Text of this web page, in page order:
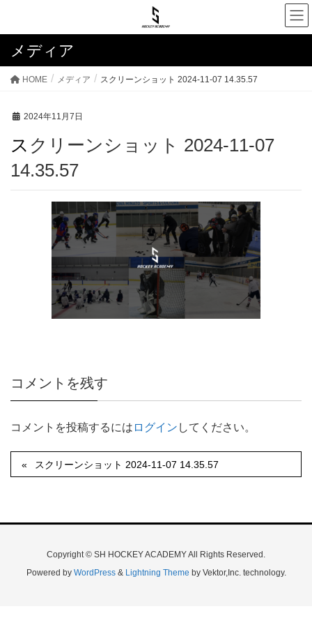
メディア
HOME メディア スクリーンショット 2024-11-07 14.35.57
2024年11月7日
スクリーンショット 2024-11-07
14.35.57
コメントを残す
コメントを投稿するには ログイン してください。
スクリーンショット 2024-11-07 14.35.57
Copyright © SH HOCKEY ACADEMY All Rights Reserved.
Powered by WordPress& Lightning Theme by Vektor,Inc. technology.